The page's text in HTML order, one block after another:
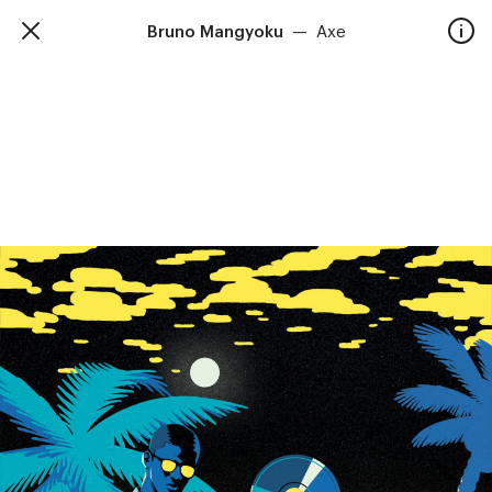
Animation
À propos
Contact
Suivez nous : Instagram Facebook
Bruno Mangyoku — Axe